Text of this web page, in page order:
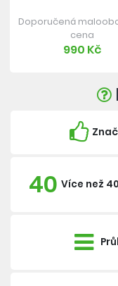
Doporučená
cena
990 Kč
40 Více než